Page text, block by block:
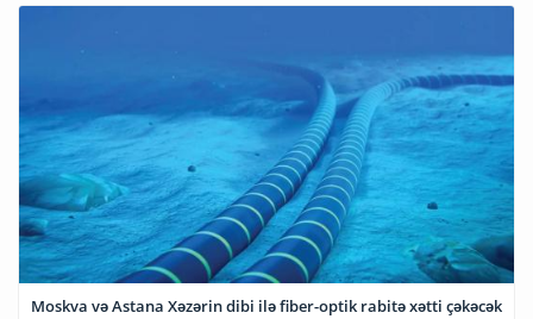
Moskva və Astana Xəzərin dibi ilə fiber-optik rabitə xətti çəkəcək